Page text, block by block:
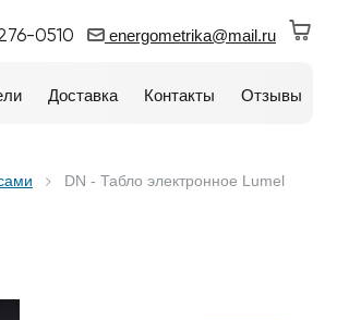
0510 energometrika@mail.ru
Доставка Контакты Отзывы
DN - Табло электронное Lumel